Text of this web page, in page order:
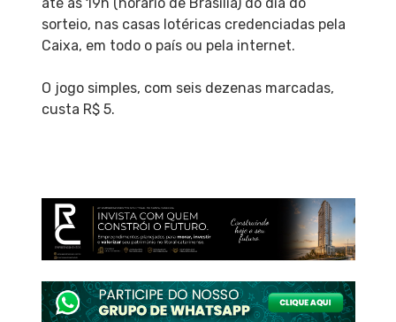
sorteio, nas casas lotéricas credenciadas pela
Caixa, em todo o país ou pela internet.
O jogo simples, com seis dezenas marcadas,
custa R$ 5.